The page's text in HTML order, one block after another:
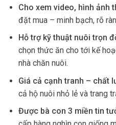
Cho xem video, hình ảnh
đặt mua – minh bạch, rõ
Hỗ trợ kỹ thuật nuôi trọn
chọn thức ăn cho tới kế
nhà chăn nuôi.
Giá cả cạnh tranh – chất
cả hộ nuôi nhỏ lẻ và trang
Được bà con 3 miền tin